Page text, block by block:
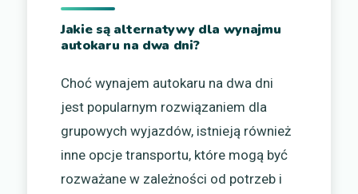
Jakie są alternatywy dla wynajmu
autokaru na dwa dni?
Choć wynajem autokaru na dwa dni
jest popularnym rozwiązaniem dla
grupowych wyjazdów, istnieją również
inne opcje transportu, które mogą być
rozważane w zależności od potrzeb i